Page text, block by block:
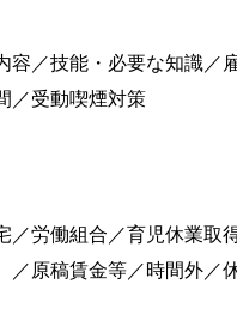
容／技能・必要な知識／
／受動喫煙対策
／労働組合／育児休業取
／原稿賃金等／時間外／